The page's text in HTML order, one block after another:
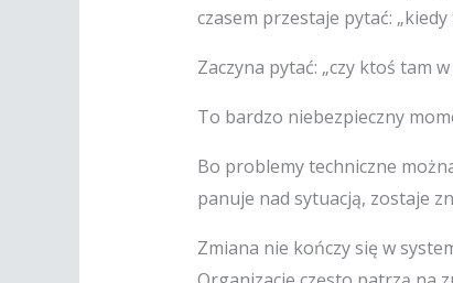
czasem przestaje pytać: „kiedy
Zaczyna pytać: „czy ktoś tam w
To bardzo niebezpieczny
Bo problemy techniczne
panuje nad sytuacją, zostaje
Zmiana nie kończy się w